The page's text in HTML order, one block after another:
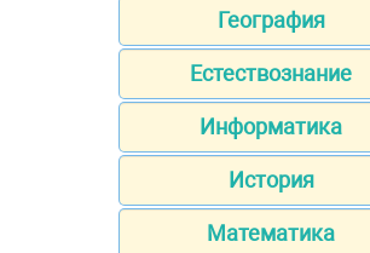
География
Естествознание
Информатика
История
Математика